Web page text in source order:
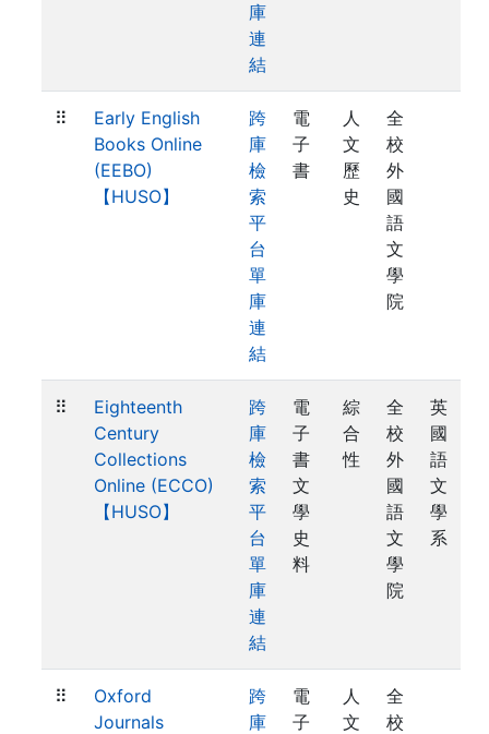
庫
連
結
⠿
Early English
Books Online
(EEBO)
【HUSO】
跨
庫
檢
索
平
台
單
庫
連
結
電
子
書
人
文
歷
史
全
校
外
國
語
文
學
院
⠿
Eighteenth
Century
Collections
Online (ECCO)
【HUSO】
跨
庫
檢
索
平
台
單
庫
連
結
電
子
書
文
學
史
料
綜
合
性
全
校
外
國
語
文
學
院
英
國
語
文
學
系
⠿
Oxford
Journals
跨
庫
電
子
人
文
全
校